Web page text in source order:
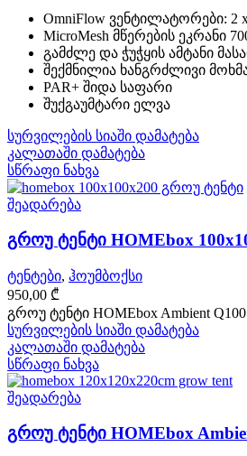
OmniFlow ვენტილატორები: 2
MicroMesh მწერების ეკრანი
გამძლე და ჭუჭყის ამტანი
შექმნილია ხანგრძლივი
PAR+ შიდა საფარი
შუქგაუმტარი ელვა
სურვილების სიაში დამატება
კალათაში დამატება
სწრაფი ნახვა
შეადარება
გროუ ტენტი HOMEbox
ტენტები, ჰოუმბოქსი
950,00 ₾
გროუ ტენტი HOMEbox Ambient
სურვილების სიაში დამატება
კალათაში დამატება
სწრაფი ნახვა
შეადარება
გროუ ტენტი HOMEbox